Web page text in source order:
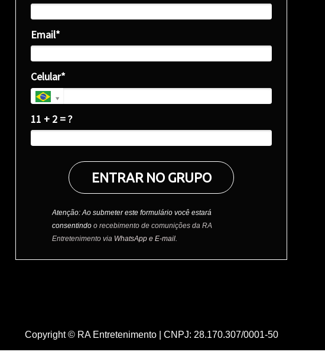
Email*
Celular*
11 + 2 = ?
ENTRAR NO GRUPO
Atenção: Ao submeter este formulário você estará
consentindo o recebimento de comunições da RA
Entretenimento via WhatsApp e E-mail.
Copyright © RA Entretenimento | CNPJ: 28.170.307/0001-50